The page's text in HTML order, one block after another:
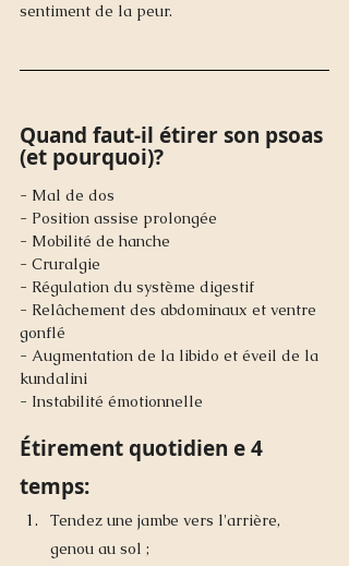
sentiment de la peur.
Quand faut-il étirer son psoas
(et pourquoi)?
- Mal de dos
- Position assise prolongée
- Mobilité de hanche
- Cruralgie
- Régulation du système digestif
- Relâchement des abdominaux et ventre
gonflé
- Augmentation de la libido et éveil de la
kundalini
- Instabilité émotionnelle
Étirement quotidien e 4
temps:
Tendez une jambe vers l'arrière,
genou au sol ;